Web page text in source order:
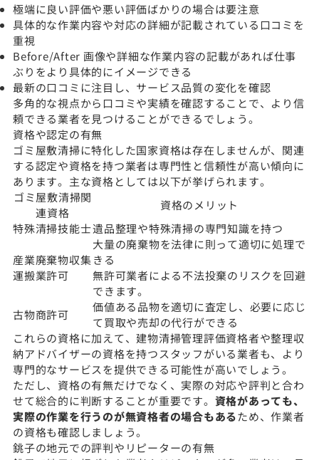
極端に良い評価や悪い評価ばかりの場合は要注意
具体的な作業内容や対応の詳細が記載されている口コミを
重視
Before/After 画像や詳細な作業内容の記載があれば仕事
ぶりをより具体的にイメージできる
最新の口コミに注目し、サービス品質の変化を確認
多角的な視点から口コミや実績を確認することで、より信
頼できる業者を見つけることができるでしょう。
資格や認定の有無
ゴミ屋敷清掃に特化した国家資格は存在しませんが、関連
する認定や資格を持つ業者は専門性と信頼性が高い傾向に
あります。主な資格としては以下が挙げられます。
ゴミ屋敷清掃関
連資格
資格のメリット
特殊清掃技能士遺品整理や特殊清掃の専門知識を持つ
産業廃棄物収集
運搬業許可
大量の廃棄物を法律に則って適切に処理で
きる
無許可業者による不法投棄のリスクを回避
できます。
古物商許可
価値ある品物を適切に査定し、必要に応じ
て買取や売却の代行ができる
これらの資格に加えて、建物清掃管理評価資格者や整理収
納アドバイザーの資格を持つスタッフがいる業者も、より
専門的なサービスを提供できる可能性が高いでしょう。
ただし、資格の有無だけでなく、実際の対応や評判と合わ
せて総合的に判断することが重要です。 資格があっても、
実際の作業を行うのが無資格者の場合もあるため、作業者
の資格も確認しましょう。
銚子の地元での評判やリピーターの有無